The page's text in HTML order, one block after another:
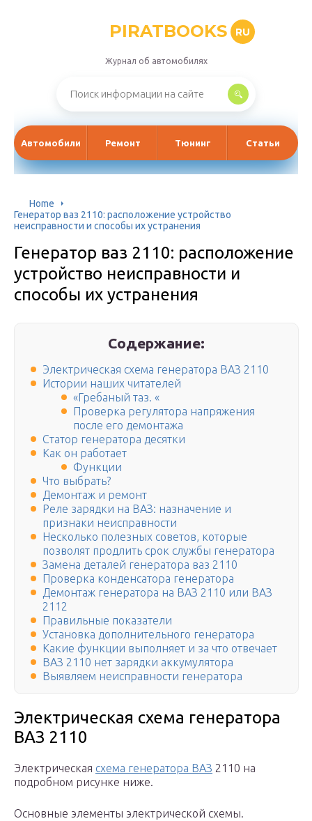
PIRATBOOKS RU
Журнал об автомобилях
Автомобили Ремонт Тюнинг Статьи
Home
Генератор ваз 2110: расположение устройство
неисправности и способы их устранения
Генератор ваз 2110: расположение
устройство неисправности и
способы их устранения
Содержание:
Электрическая схема генератора ВАЗ 2110
Истории наших читателей
«Гребаный таз. «
Проверка регулятора напряжения
после его демонтажа
Статор генератора десятки
Как он работает
Функции
Что выбрать?
Демонтаж и ремонт
Реле зарядки на ВАЗ: назначение и
признаки неисправности
Несколько полезных советов, которые
позволят продлить срок службы генератора
Замена деталей генератора ваз 2110
Проверка конденсатора генератора
Демонтаж генератора на ВАЗ 2110 или ВАЗ
2112
Правильные показатели
Установка дополнительного генератора
Какие функции выполняет и за что отвечает
ВАЗ 2110 нет зарядки аккумулятора
Выявляем неисправности генератора
Электрическая схема генератора
ВАЗ 2110
Электрическая схема генератора ВАЗ 2110 на
подробном рисунке ниже.
Основные элементы электрической схемы.